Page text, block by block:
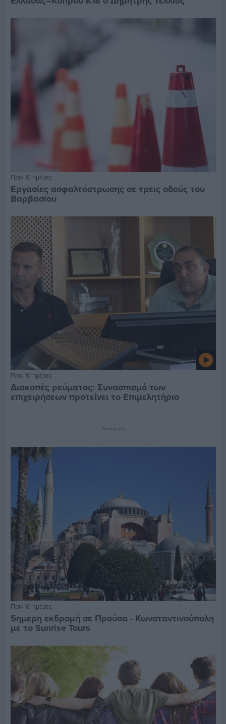
Πριν 10 ημέρες
Εργασίες ασφαλτόστρωσης σε τρεις οδούς του
Βαρβασίου
Πριν 10 ημέρες
Διακοπές ρεύματος: Συνασπισμό των
επιχειρήσεων προτείνει το Επιμελητήριο
Διαφήμιση
Πριν 10 ημέρες
5ημερη εκδρομή σε Προύσα - Κωνσταντινούπολη
με το Sunrise Tours